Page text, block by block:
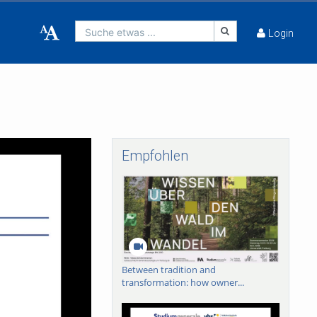
Suche etwas ... Login
Empfohlen
Between tradition and
transformation: how owner...